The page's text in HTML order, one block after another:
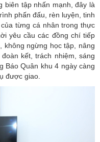
biên tập nhấn mạnh, đây là
phấn đấu, rèn luyện, tinh
từng cá nhân trong thực
yêu cầu các đồng chí tiếp
không ngừng học tập, nâng
kết, trách nhiệm, sáng
Báo Quân khu 4 ngày càng
được giao.